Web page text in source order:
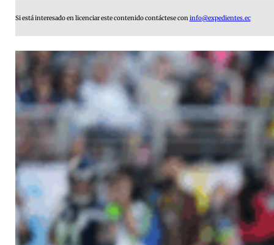
Si está interesado en licenciar este contenido contáctese coninfo@expedientes.ec